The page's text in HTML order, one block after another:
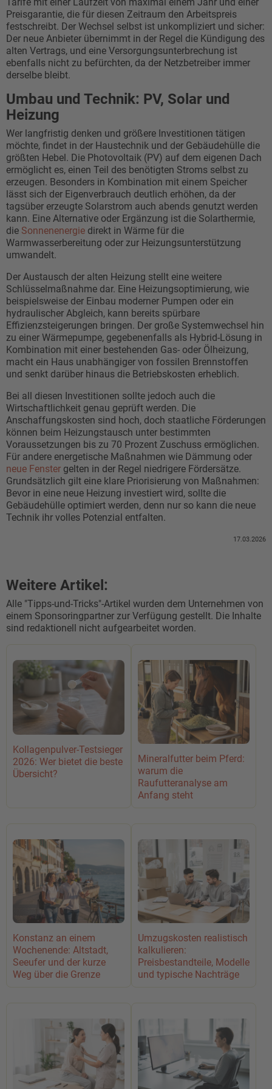
Preisgarantie, die für diesen Zeitraum den Arbeitspreis
festschreibt. Der Wechsel selbst ist unkompliziert und sicher:
Der neue Anbieter übernimmt in der Regel die Kündigung des
alten Vertrags, und eine Versorgungsunterbrechung ist
ebenfalls nicht zu befürchten, da der Netzbetreiber immer
derselbe bleibt.
Umbau und Technik: PV, Solar und
Heizung
Wer langfristig denken und größere Investitionen tätigen
möchte, findet in der Haustechnik und der Gebäudehülle die
größten Hebel. Die Photovoltaik (PV) auf dem eigenen Dach
ermöglicht es, einen Teil des benötigten Stroms selbst zu
erzeugen. Besonders in Kombination mit einem Speicher
lässt sich der Eigenverbrauch deutlich erhöhen, da der
tagsüber erzeugte Solarstrom auch abends genutzt werden
kann. Eine Alternative oder Ergänzung ist die Solarthermie,
die Sonnenenergie direkt in Wärme für die
Warmwasserbereitung oder zur Heizungsunterstützung
umwandelt.
Der Austausch der alten Heizung stellt eine weitere
Schlüsselmaßnahme dar. Eine Heizungsoptimierung, wie
beispielsweise der Einbau moderner Pumpen oder ein
hydraulischer Abgleich, kann bereits spürbare
Effizienzsteigerungen bringen. Der große Systemwechsel hin
zu einer Wärmepumpe, gegebenenfalls als Hybrid-Lösung in
Kombination mit einer bestehenden Gas- oder Ölheizung,
macht ein Haus unabhängiger von fossilen Brennstoffen
und senkt darüber hinaus die Betriebskosten erheblich.
Bei all diesen Investitionen sollte jedoch auch die
Wirtschaftlichkeit genau geprüft werden. Die
Anschaffungskosten sind hoch, doch staatliche Förderungen
können beim Heizungstausch unter bestimmten
Voraussetzungen bis zu 70 Prozent Zuschuss ermöglichen.
Für andere energetische Maßnahmen wie Dämmung oder
neue Fenster gelten in der Regel niedrigere Fördersätze.
Grundsätzlich gilt eine klare Priorisierung von Maßnahmen:
Bevor in eine neue Heizung investiert wird, sollte die
Gebäudehülle optimiert werden, denn nur so kann die neue
Technik ihr volles Potenzial entfalten.
17.03.2026
Weitere Artikel:
Alle "Tipps-und-Tricks"-Artikel wurden dem Unternehmen von
einem Sponsoringpartner zur Verfügung gestellt. Die Inhalte
sind redaktionell nicht aufgearbeitet worden.
Kollagenpulver-Testsieger
2026: Wer bietet die beste
Übersicht?
Mineralfutter beim Pferd:
warum die
Raufutteranalyse am
Anfang steht
Konstanz an einem
Wochenende: Altstadt,
Seeufer und der kurze
Weg über die Grenze
Umzugskosten realistisch
kalkulieren:
Preisbestandteile, Modelle
und typische Nachträge